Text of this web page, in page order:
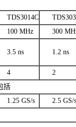
TDS3014C
100 MHz 300
3.5 ns 1.2 ns
4 2
括
1.25 GS/s 2.5 GS/s